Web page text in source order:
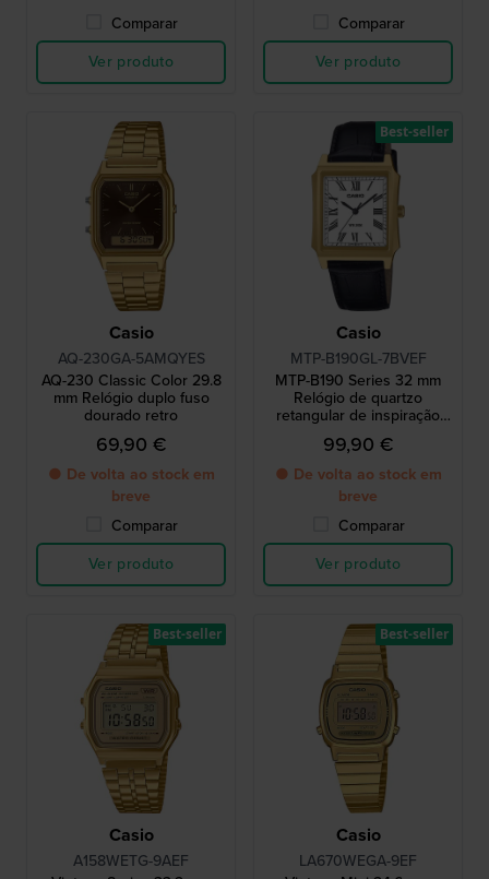
Comparar
Ver produto
Comparar
Ver produto
Casio
AQ-230GA-5AMQYES
AQ-230 Classic Color 29.8
mm Relógio duplo fuso
dourado retro
69,90 €
● De volta ao stock em
breve
Comparar
Ver produto
Casio
MTP-B190GL-7BVEF
MTP-B190 Series 32 mm
Relógio de quartzo
retangular de inspiração
vintage com índices
romanos
99,90 €
● De volta ao stock em
breve
Comparar
Ver produto
Best-seller
Casio
A158WETG-9AEF
Best-seller
Casio
LA670WEGA-9EF
Best-seller